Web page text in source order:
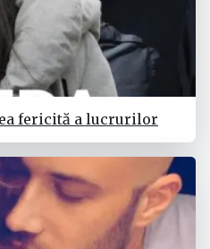
fericită a lucrurilor